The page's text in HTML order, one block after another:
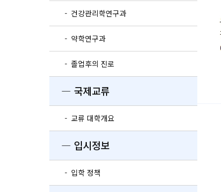
- 건강관리학연구과
- 약학연구과
- 졸업후의 진로
― 국제교류
- 교류 대학개요
― 입시정보
- 입학 정책